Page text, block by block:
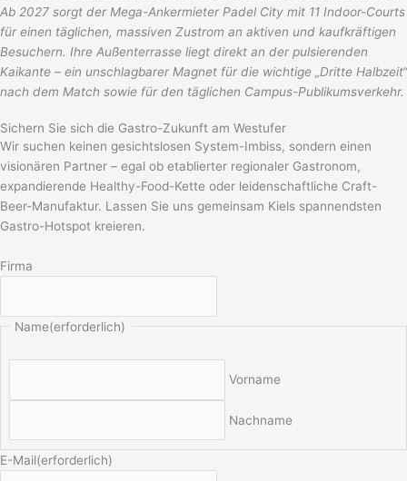
Ab 2027 sorgt der Mega-Ankermieter Padel City mit 11 Indoor-Courts
für einen täglichen, massiven Zustrom an aktiven und kaufkräftigen
Besuchern. Ihre Außenterrasse liegt direkt an der pulsierenden
Kaikante – ein unschlagbarer Magnet für die wichtige „Dritte Halbzeit“
nach dem Match sowie für den täglichen Campus-Publikumsverkehr.
Sichern Sie sich die Gastro-Zukunft am Westufer
Wir suchen keinen gesichtslosen System-Imbiss, sondern einen
visionären Partner – egal ob etablierter regionaler Gastronom,
expandierende Healthy-Food-Kette oder leidenschaftliche Craft-
Beer-Manufaktur. Lassen Sie uns gemeinsam Kiels spannendsten
Gastro-Hotspot kreieren.
Firma
Name(erforderlich)
Vorname
Nachname
E-Mail(erforderlich)